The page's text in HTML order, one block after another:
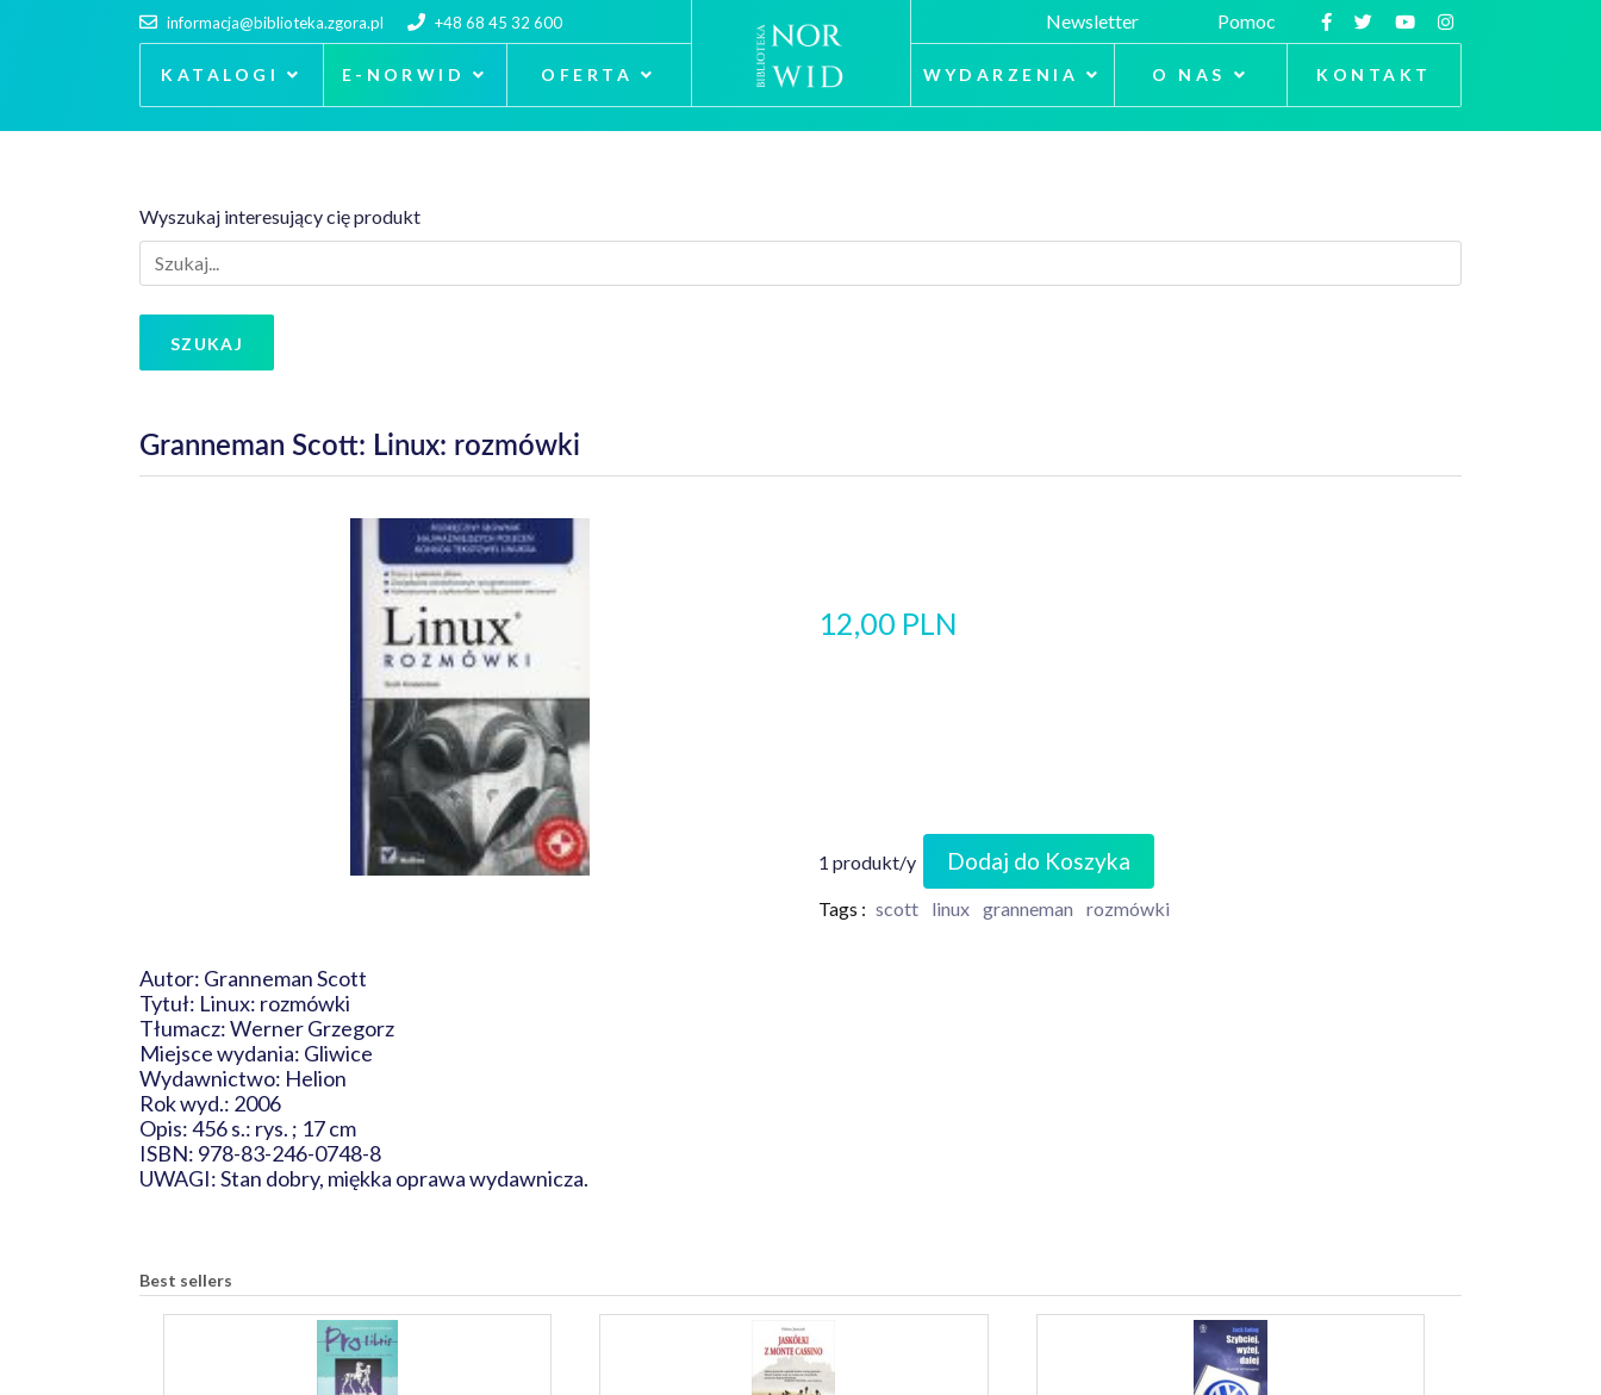
informacja@biblioteka.zgora.pl +48 68 45 32 600
KATALOGI E-NORWID OFERTA
Newsletter Pomoc
WYDARZENIA O NAS KONTAKT
Wyszukaj interesujący cię produkt
SZUKAJ
Granneman Scott: Linux: rozmówki
12,00 PLN
1 produkt/y Dodaj do Koszyka
Tags : scott linux granneman rozmówki
Autor: Granneman Scott
Tytuł: Linux: rozmówki
Tłumacz: Werner Grzegorz
Miejsce wydania: Gliwice
Wydawnictwo: Helion
Rok wyd.: 2006
Opis: 456 s.: rys. ; 17 cm
ISBN: 978-83-246-0748-8
UWAGI: Stan dobry, miękka oprawa wydawnicza.
Best sellers